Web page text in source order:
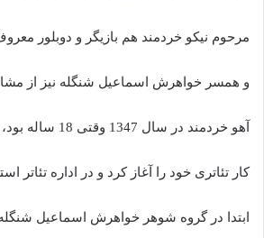
مرحوم نیکو خردمند هم بازیگر و دوبلور
و همسر خواهرش اسماعیل شنگله نیز از
آهو خردمند در سال 1347 وقتی 18 ساله بود،
کار تئاتری خود را آغاز کرد و در اداره تئاتر
ابتدا در گروه شوهر خواهرش اسماعیل